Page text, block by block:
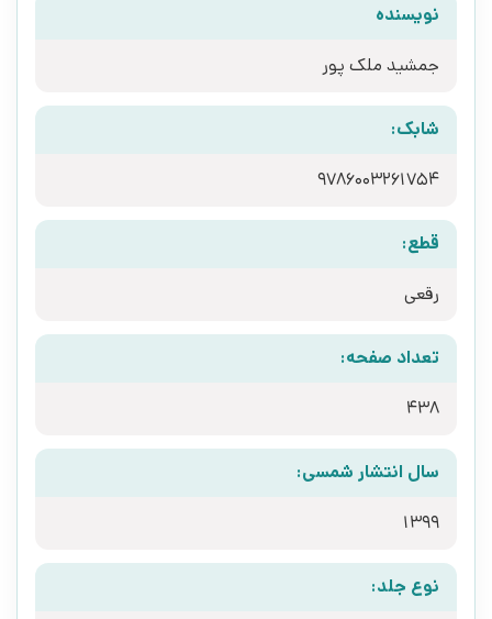
نویسنده
جمشید ملک پور
شابک:
9786003261754
قطع:
رقعی
تعداد صفحه:
438
سال انتشار شمسی:
1399
نوع جلد: